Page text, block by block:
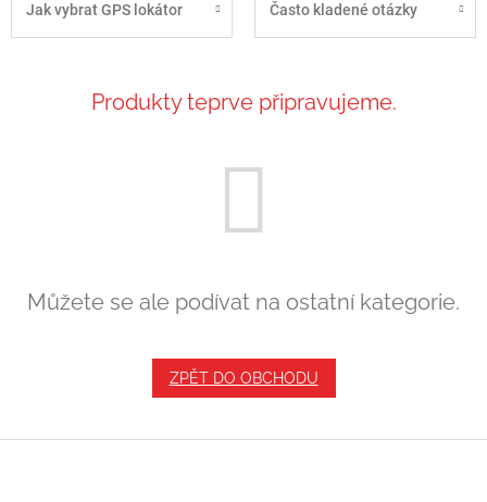
Jak vybrat GPS lokátor Často kladené otázky
Produkty teprve připravujeme.
Můžete se ale podívat na ostatní kategorie.
ZPĚT DO OBCHODU